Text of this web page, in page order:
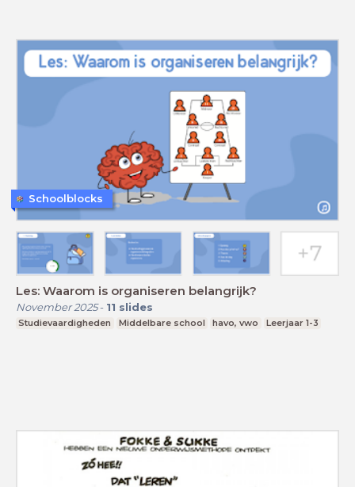
Les: Waarom is organiseren belangrijk?
November 2025- 11 slides
Studievaardigheden Middelbare school havo, vwo Leerjaar 1-3
Schoolblocks